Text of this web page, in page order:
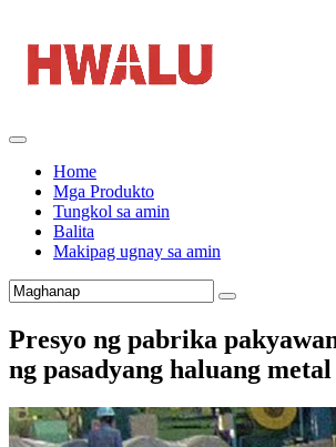
Home
Mga Produkto
Tungkol sa amin
Balita
Makipag ugnay sa amin
Presyo ng pabrika
ng pasadyang haluang